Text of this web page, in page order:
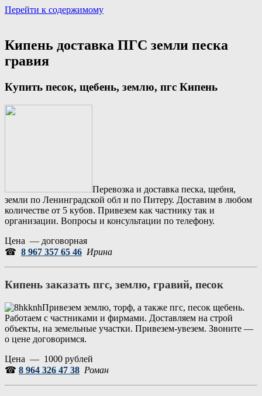
Перейти к содержимому
Кипень доставка ПГС земли песка
гравия
Купить песок, щебень, землю, пгс Кипень
Перевозка и доставка песка, щебня,
земли по Ленинградской обл и по Питеру. Доставим в любом
количестве от 5 кубов. Привезем как частнику так и
организации. Вопросы и консультации по телефону.
Цена — договорная
☎ 8 967 357 65 46 Ирина
Кипень заказать пгс, землю, гравий, песок
Привезем землю, торф, а также пгс, песок щебень.
Работаем с частниками и фирмами. Доставляем на строй
объекты, на земельные участки. Привезем-увезем. Звоните —
о цене договоримся.
Цена — 1000 рублей
☎ 8 964 326 47 38 Роман